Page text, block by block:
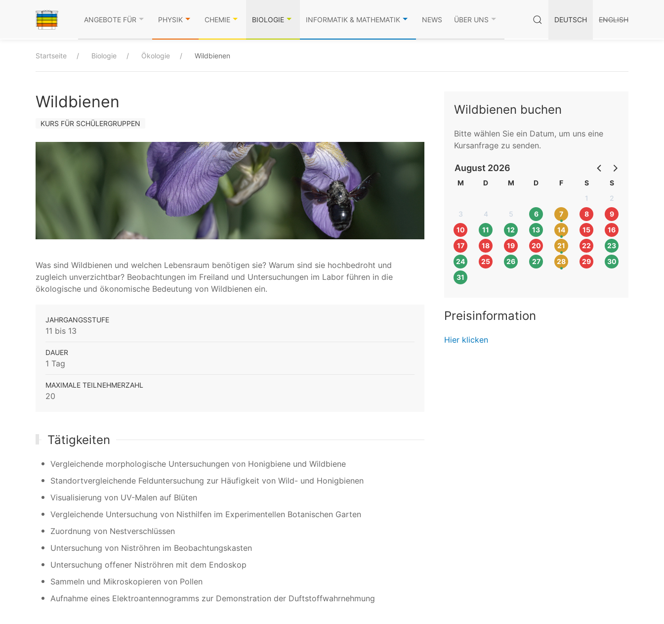
ANGEBOTE FÜR PHYSIK CHEMIE BIOLOGIE INFORMATIK & MATHEMATIK NEWS ÜBER UNS DEUTSCH ENGLISH
Startseite Biologie Ökologie Wildbienen
Wildbienen
KURS FÜR SCHÜLERGRUPPEN
Was sind Wildbienen und welchen Lebensraum benötigen sie? Warum sind sie hochbedroht und
zugleich unverzichtbar? Beobachtungen im Freiland und Untersuchungen im Labor führen in die
ökologische und ökonomische Bedeutung von Wildbienen ein.
JAHRGANGSSTUFE
11 bis 13
DAUER
1 Tag
MAXIMALE TEILNEHMERZAHL
20
Tätigkeiten
Vergleichende morphologische Untersuchungen von Honigbiene und Wildbiene
Standortvergleichende Felduntersuchung zur Häufigkeit von Wild- und Honigbienen
Visualisierung von UV-Malen auf Blüten
Vergleichende Untersuchung von Nisthilfen im Experimentellen Botanischen Garten
Zuordnung von Nestverschlüssen
Untersuchung von Niströhren im Beobachtungskasten
Untersuchung offener Niströhren mit dem Endoskop
Sammeln und Mikroskopieren von Pollen
Aufnahme eines Elektroantennogramms zur Demonstration der Duftstoffwahrnehmung
Wildbienen buchen
Bitte wählen Sie ein Datum, um uns eine
Kursanfrage zu senden.
August 2026
M D M D F S
S
1
2
3
4 5 6 7 8
9
10
11 12 13 14 15
16
17
18 19 20 21 22
23
24
25 26 27 28 29
30
31
Preisinformation
Hier klicken